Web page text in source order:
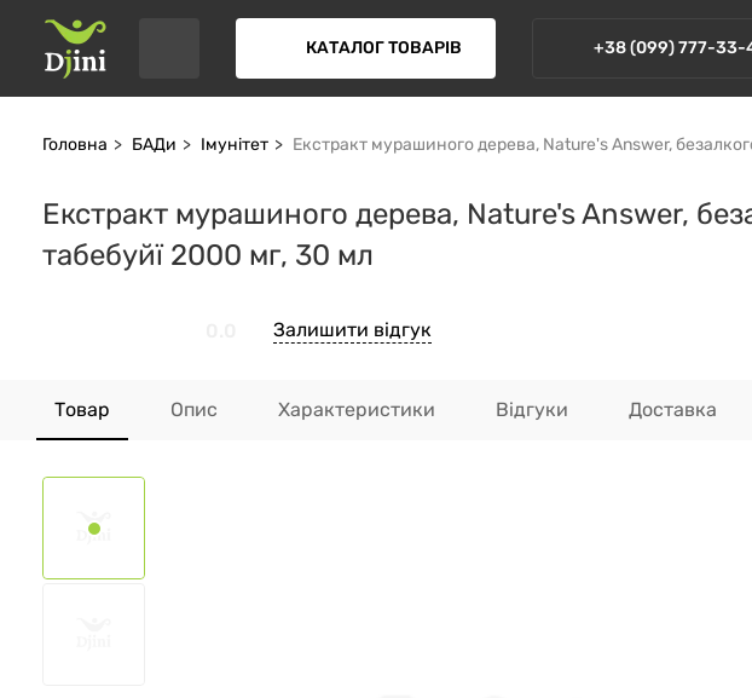
КАТАЛОГ ТОВАРІВ +38 (099) 777-33-
Головна БАДи Імунітет Екстракт мурашиного дерева, Nature's Answer,
Екстракт мурашиного дерева, Nature's Answer,
табебуйї 2000 мг, 30 мл
Залишити відгук
Товар Опис Характеристики Відгуки Доставка